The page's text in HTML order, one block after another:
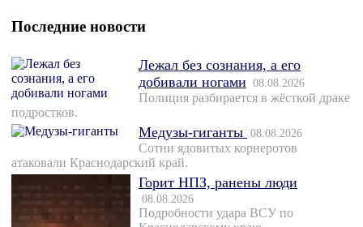
Последние новости
Лежал без сознания, а его
добивали ногами 08.08.2026
Полиция разбирается в жёсткой драке
подростков.
Медузы-гиганты 08.08.2026
Сотни ядовитых корнеротов
атаковали Краснодарский край.
Горит НПЗ, ранены люди
08.08.2026
Подробности удара ВСУ по